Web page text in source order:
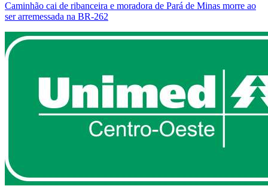
Caminhão cai de ribanceira e moradora de Pará de Minas morre ao
ser arremessada na BR-262